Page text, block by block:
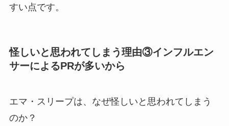
すい点です。
怪しいと思われてしまう理由③インフルエン
サーによるPRが多いから
エマ・スリープは、なぜ怪しいと思われてしまう
のか？